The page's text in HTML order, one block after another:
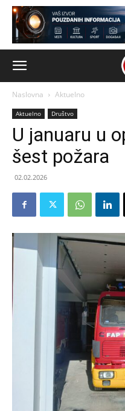
Naslovna Aktuelno
Aktuelno Društvo
U januaru u
šest požara
02.02.2026